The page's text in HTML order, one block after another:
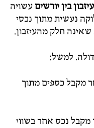
בין יורשים עשויה
נעשית מתוך נכסי
שאינה חלק מהעיזבון.
למשל:
מקבל כספים מתוך
נכס אחר בשווי